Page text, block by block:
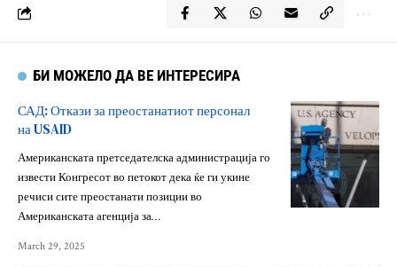
БИ МОЖЕЛО ДА ВЕ ИНТЕРЕСИРА
САД: Откази за преостанатиот персонал
на USAID
Американската претседателска администрација го
извести Конгресот во петокот дека ќе ги укине
речиси сите преостанати позиции во
Американската агенција за…
March 29, 2025